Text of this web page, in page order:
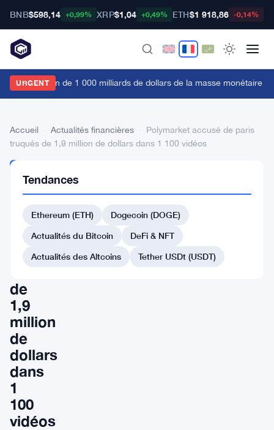
BNB$598,14 +0,99% XRP$1,04 +0,49% ETH$1 918,86 -0,14%
URGENT de 1 000 milliards de dollars de la masse monétaire
Accueil Actualités financières
Polymarket accusé de paris
truqués de 1,9 million de dollars dans 1 100 vidéos
FINANCIÈRES
accusé
paris
truqués
de
1,9
million
de
dollars
dans
1
100
vidéos
Tendances
Ethereum (ETH)
Dogecoin (DOGE)
Actualités du Bitcoin
DeFi & NFT
Actualités des Altcoins
Tether USDt (USDT)